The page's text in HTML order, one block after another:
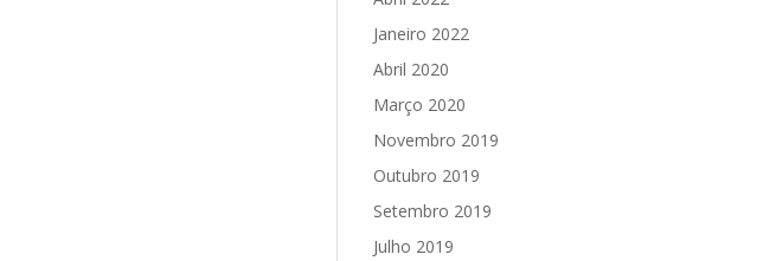
Janeiro 2022
Abril 2020
Março 2020
Novembro 2019
Outubro 2019
Setembro 2019
Julho 2019